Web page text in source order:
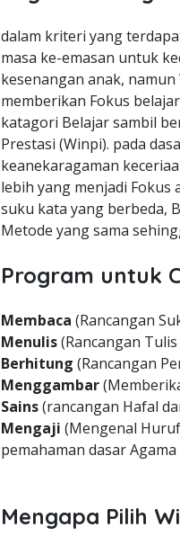
dalam kriteri yang
masa ke-emasan untuk
kesenangan anak,
memberikan Fokus
katagori Belajar sambil
Prestasi (Winpi). pada
keanekaragaman
lebih yang menjadi
suku kata yang berbeda,
Metode yang sama
Program untuk
Membaca (Rancangan
Menulis(Rancangan
Berhitung (Rancangan
Menggambar
Sains(rancangan Hafal
Mengaji (Mengenal
pemahaman dasar Agama
Mengapa Pilih